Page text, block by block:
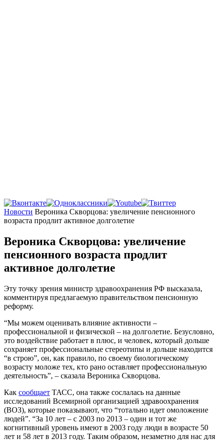
Главная
Новости Вероника Скворцова: увеличение пенсионного
возраста продлит активное долголетие
Вероника Скворцова: увеличение
пенсионного возраста продлит
активное долголетие
Эту точку зрения министр здравоохранения РФ высказала,
комментируя предлагаемую правительством пенсионную
реформу.
“Мы можем оценивать влияние активности –
профессиональной и физической – на долголетие. Безусловно,
это воздействие работает в плюс, и человек, который дольше
сохраняет профессиональные стереотипы и дольше находится
“в строю”, он, как правило, по своему биологическому
возрасту моложе тех, кто рано оставляет профессиональную
деятельность”, – сказала Вероника Скворцова.
Как сообщает ТАСС, она также сослалась на данные
исследований Всемирной организацией здравоохранения
(ВОЗ), которые показывают, что “тотально идет омоложение
людей”. “За 10 лет – с 2003 по 2013 – один и тот же
когнитивный уровень имеют в 2003 году люди в возрасте 50
лет и 58 лет в 2013 году. Таким образом, незаметно для нас для